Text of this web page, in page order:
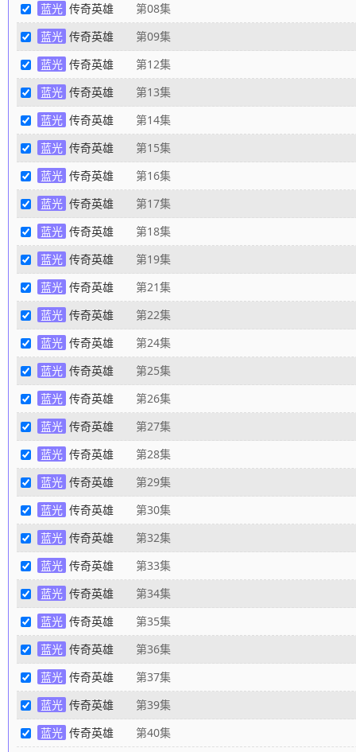
蓝光 传奇英雄 第08集
蓝光 传奇英雄 第09集
蓝光 传奇英雄 第12集
蓝光 传奇英雄 第13集
蓝光 传奇英雄 第14集
蓝光 传奇英雄 第15集
蓝光 传奇英雄 第16集
蓝光 传奇英雄 第17集
蓝光 传奇英雄 第18集
蓝光 传奇英雄 第19集
蓝光 传奇英雄 第21集
蓝光 传奇英雄 第22集
蓝光 传奇英雄 第24集
蓝光 传奇英雄 第25集
蓝光 传奇英雄 第26集
蓝光 传奇英雄 第27集
蓝光 传奇英雄 第28集
蓝光 传奇英雄 第29集
蓝光 传奇英雄 第30集
蓝光 传奇英雄 第32集
蓝光 传奇英雄 第33集
蓝光 传奇英雄 第34集
蓝光 传奇英雄 第35集
蓝光 传奇英雄 第36集
蓝光 传奇英雄 第37集
蓝光 传奇英雄 第39集
蓝光 传奇英雄 第40集